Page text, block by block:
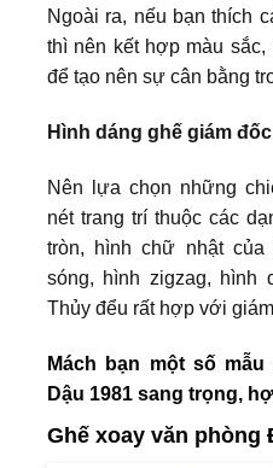
Ngoài ra, nếu bạn thích
thì nên kết hợp màu
để tạo nên sự cân bằng
Hình dáng ghế giám
Nên lựa chọn những
nét trang trí thuộc các
tròn, hình chữ nhật
sóng, hình zigzag, hình
Thủy đểu rất hợp với
Mách bạn một số
Dậu 1981 sang trọng,
Ghế xoay văn phòng